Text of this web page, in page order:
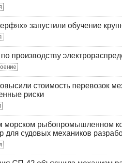
запустили обучение
производству
стоимость перевозок
риски
морском рыбопромышленном
для судовых механиков